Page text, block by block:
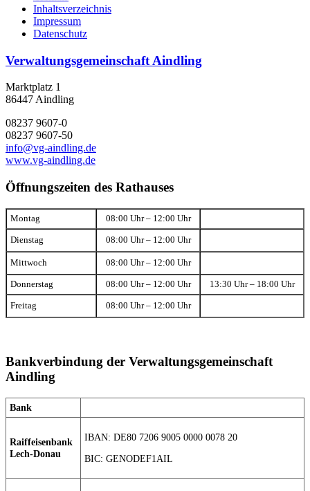
Inhaltsverzeichnis
Impressum
Datenschutz
Verwaltungsgemeinschaft Aindling
Marktplatz 1
86447 Aindling
08237 9607-0
08237 9607-50
info@vg-aindling.de
www.vg-aindling.de
Öffnungszeiten des Rathauses
Montag 08:00 Uhr – 12:00 Uhr
Dienstag 08:00 Uhr – 12:00 Uhr
Mittwoch 08:00 Uhr – 12:00 Uhr
Donnerstag 08:00 Uhr – 12:00 Uhr 13:30 Uhr – 18:00 Uhr
Freitag 08:00 Uhr – 12:00 Uhr
Bankverbindung der Verwaltungsgemeinschaft
Aindling
Bank
Raiffeisenbank
Lech-Donau
IBAN: DE80 7206 9005 0000 0078 20
BIC: GENODEF1AIL